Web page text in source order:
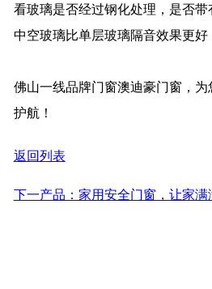
看玻璃是否经过钢化处理，是否
中空玻璃比单层玻璃隔音效果更好
佛山一线品牌门窗澳迪豪门窗，
护航！
返回列表
下一产品：家用安全门窗，让家满